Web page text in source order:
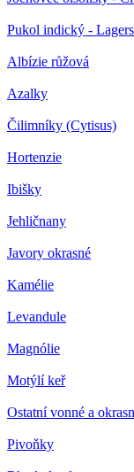
Pukol indický -
Albízie růžová
Azalky
Čilimníky (Cytisus)
Hortenzie
Ibišky
Jehličnany
Javory okrasné
Kamélie
Levandule
Magnólie
Motýlí keř
Ostatní vonné a
Pivoňky